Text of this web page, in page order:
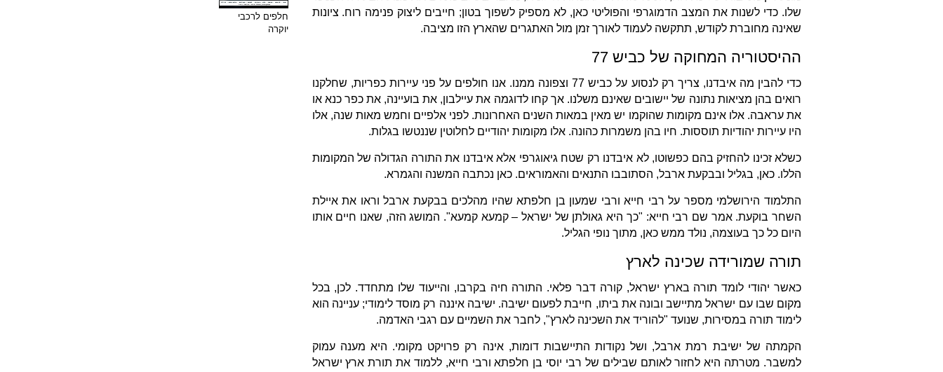
שלו. כדי לשנות את המצב הדמוגרפי והפוליטי כאן, לא מספיק לשפוך בטון; חייבים ליצוק פנימה רוח. ציונות
שאינה מחוברת לקודש, תתקשה לעמוד לאורך זמן מול האתגרים שהארץ הזו מציבה.
ההיסטוריה המחוקה של כביש 77
כדי להבין מה איבדנו, צריך רק לנסוע על כביש 77 וצפונה ממנו. אנו חולפים על פני עיירות כפריות, שחלקנו
רואים בהן מציאות נתונה של יישובים שאינם משלנו. אך קחו לדוגמה את עיילבון, את בועיינה, את כפר כנא או
את עראבה. אלו אינם מקומות שהוקמו יש מאין במאות השנים האחרונות. לפני אלפיים וחמש מאות שנה, אלו
היו עיירות יהודיות תוססות. חיו בהן משמרות כהונה. אלו מקומות יהודיים לחלוטין שננטשו בגלות.
כשלא זכינו להחזיק בהם כפשוטו, לא איבדנו רק שטח גיאוגרפי אלא איבדנו את התורה הגדולה של המקומות
הללו. כאן, בגליל ובבקעת ארבל, הסתובבו התנאים והאמוראים. כאן נכתבה המשנה והגמרא.
התלמוד הירושלמי מספר על רבי חייא ורבי שמעון בן חלפתא שהיו מהלכים בבקעת ארבל וראו את איילת
השחר בוקעת. אמר שם רבי חייא: "כך היא גאולתן של ישראל – קמעא קמעא". המושג הזה, שאנו חיים אותו
היום כל כך בעוצמה, נולד ממש כאן, מתוך נופי הגליל.
תורה שמורידה שכינה לארץ
כאשר יהודי לומד תורה בארץ ישראל, קורה דבר פלאי. התורה חיה בקרבו, והייעוד שלו מתחדד. לכן, בכל
מקום שבו עם ישראל מתיישב ובונה את ביתו, חייבת לפעום ישיבה. ישיבה איננה רק מוסד לימודי; עניינה הוא
לימוד תורה במסירות, שנועד "להוריד את השכינה לארץ", לחבר את השמיים עם רגבי האדמה.
הקמתה של ישיבת רמת ארבל, ושל נקודות התיישבות דומות, אינה רק פרויקט מקומי. היא מענה עמוק
למשבר. מטרתה היא לחזור לאותם שבילים של רבי יוסי בן חלפתא ורבי חייא, ללמוד את תורת ארץ ישראל
חלפים לרכבי
יוקרה